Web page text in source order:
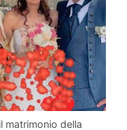
matrimonio della